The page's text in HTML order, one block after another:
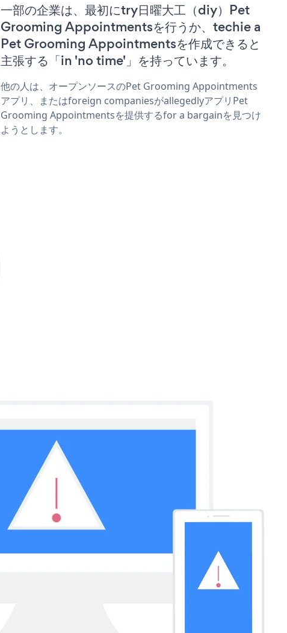
一部の企業は、最初にtry日曜大工（diy）Pet
Grooming Appointmentsを行うか、techie a
Pet Grooming Appointmentsを作成できると
主張する「in 'no time'」を持っています。
他の人は、オープンソースのPet Grooming Appointments
アプリ、またはforeign companiesがallegedlyアプリPet
Grooming Appointmentsを提供するfor a bargainを見つけ
ようとします。